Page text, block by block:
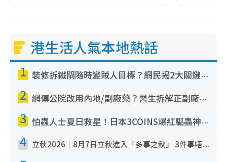
港生活人氣本地熱話
1 裝修拆鐵閘隨時變賊人目標？網民揭2大關鍵用途：裝新式等於白裝？附新舊鐵閘分別
2 網傳公院改用內地/副廠藥？醫生拆解正副廠分別 揭4類人換藥隨時出事
3 怕蟲人士夏日救星！日本3COINS爆紅驅蟲神器$45起 1招「全程免觸碰」輕鬆搞定小強
4 立秋2026｜8月7日立秋進入「多事之秋」 3件事唔做得！專家教6招開運 清枱頭／銀包納氣接好運